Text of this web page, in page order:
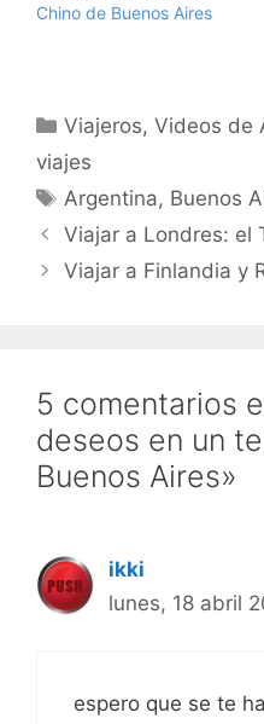
Chino de Buenos Aires
Categorías
Viajeros,Videos de
viajes
Etiquetas
Argentina, Buenos
Viajar a Londres: el
Viajar a Finlandia y
5 comentarios
deseos en un
Buenos Aires»
ikki
lunes, 18 abril
espero que se te